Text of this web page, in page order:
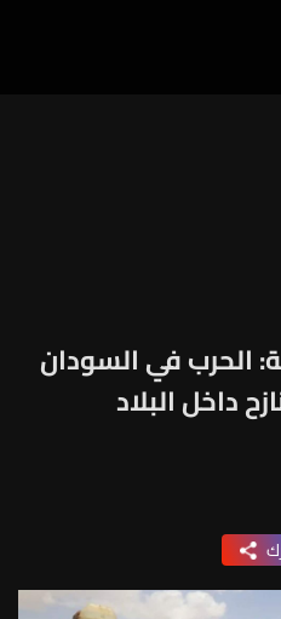
الحرب في السودان
داخل البلاد